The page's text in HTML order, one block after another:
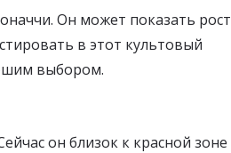
Он может показать рост
в этот культовый
выбором.
он близок к красной зоне